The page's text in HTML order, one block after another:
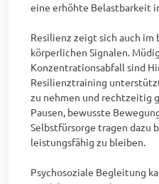
eine erhöhte Belastbarkeit
Resilienz zeigt sich auch im
körperlichen Signalen.
Konzentrationsabfall sind
Resilienztraining
zu nehmen und rechtzeitig
Pausen, bewusste
Selbstfürsorge tragen dazu
leistungsfähig zu bleiben.
Psychosoziale Begleitung